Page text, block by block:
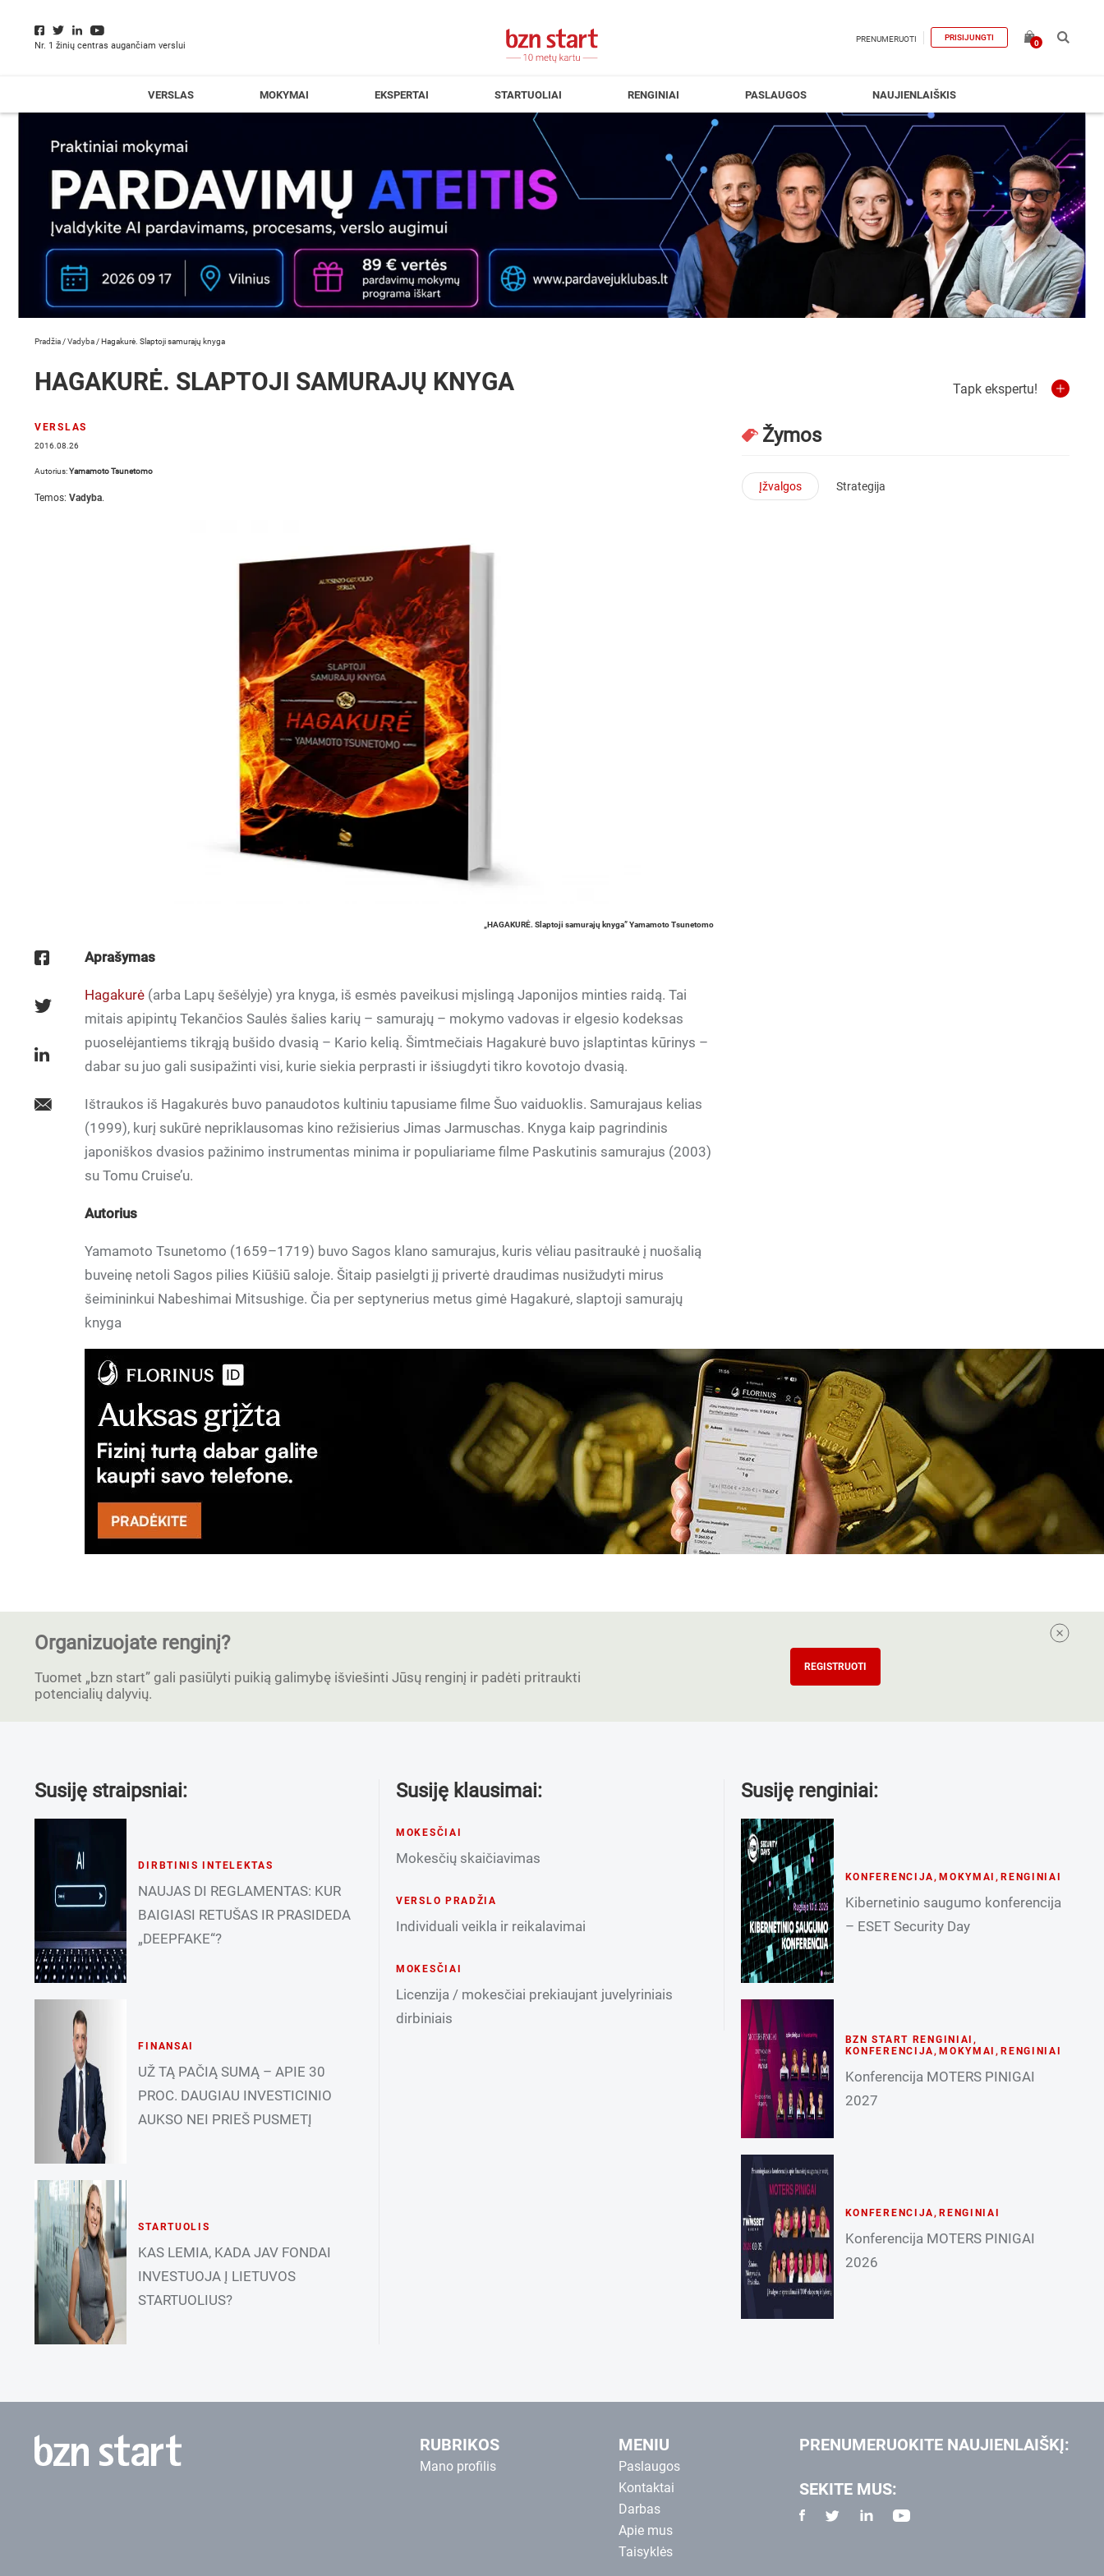
Nr. 1 žinių centras augančiam verslui
PRENUMERUOTI PRISIJUNGTI
0
VERSLAS MOKYMAI EKSPERTAI STARTUOLIAI RENGINIAI PASLAUGOS NAUJIENLAIŠKIS
Pradžia /Vadyba /Hagakurė. Slaptoji samurajų knyga
HAGAKURĖ. SLAPTOJI SAMURAJŲ KNYGA
VERSLAS
2016.08.26
Autorius:Yamamoto Tsunetomo
Temos: Vadyba.
„HAGAKURĖ. Slaptoji samurajų knyga” Yamamoto Tsunetomo
Aprašymas
Hagakurė (arba Lapų šešėlyje) yra knyga, iš esmės paveikusi mįslingą Japonijos minties raidą. Tai
mitais apipintų Tekančios Saulės šalies karių – samurajų – mokymo vadovas ir elgesio kodeksas
puoselėjantiems tikrąją bušido dvasią – Kario kelią. Šimtmečiais Hagakurė buvo įslaptintas kūrinys –
dabar su juo gali susipažinti visi, kurie siekia perprasti ir išsiugdyti tikro kovotojo dvasią.
Ištraukos iš Hagakurės buvo panaudotos kultiniu tapusiame filme Šuo vaiduoklis. Samurajaus kelias
(1999), kurį sukūrė nepriklausomas kino režisierius Jimas Jarmuschas. Knyga kaip pagrindinis
japoniškos dvasios pažinimo instrumentas minima ir populiariame filme Paskutinis samurajus (2003)
su Tomu Cruise’u.
Autorius
Yamamoto Tsunetomo (1659–1719) buvo Sagos klano samurajus, kuris vėliau pasitraukė į nuošalią
buveinę netoli Sagos pilies Kiūšiū saloje. Šitaip pasielgti jį privertė draudimas nusižudyti mirus
šeimininkui Nabeshimai Mitsushige. Čia per septynerius metus gimė Hagakurė, slaptoji samurajų
knyga
Tapk ekspertu!
Žymos
Įžvalgos Strategija
Organizuojate renginį?
Tuomet „bzn start” gali pasiūlyti puikią galimybę išviešinti Jūsų renginį ir padėti pritraukti
potencialių dalyvių.
REGISTRUOTI
Susiję straipsniai:
DIRBTINIS INTELEKTAS
NAUJAS DI REGLAMENTAS: KUR
BAIGIASI RETUŠAS IR PRASIDEDA
„DEEPFAKE“?
FINANSAI
UŽ TĄ PAČIĄ SUMĄ – APIE 30
PROC. DAUGIAU INVESTICINIO
AUKSO NEI PRIEŠ PUSMETĮ
STARTUOLIS
KAS LEMIA, KADA JAV FONDAI
INVESTUOJA Į LIETUVOS
STARTUOLIUS?
Susiję klausimai:
MOKESČIAI
Mokesčių skaičiavimas
VERSLO PRADŽIA
Individuali veikla ir reikalavimai
MOKESČIAI
Licenzija / mokesčiai prekiaujant juvelyriniais
dirbiniais
Susiję renginiai:
KONFERENCIJA, MOKYMAI, RENGINIAI
Kibernetinio saugumo konferencija
– ESET Security Day
BZN START RENGINIAI ,
KONFERENCIJA ,MOKYMAI ,RENGINIAI
Konferencija MOTERS PINIGAI
2027
KONFERENCIJA, RENGINIAI
Konferencija MOTERS PINIGAI
2026
RUBRIKOS
Mano profilis
MENIU
Paslaugos
Kontaktai
Darbas
Apie mus
Taisyklės
PRENUMERUOKITE NAUJIENLAIŠKĮ:
SEKITE MUS: